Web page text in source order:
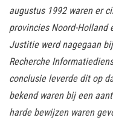
augustus 1992 waren er
provincies Noord-Holland
Justitie werd nagegaan
Recherche
conclusie leverde dit op
bekend waren bij een
harde bewijzen waren